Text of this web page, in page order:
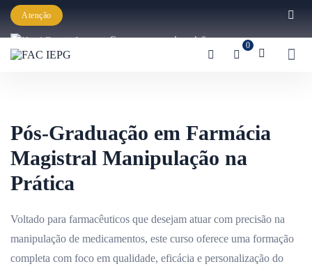
Atenção
Começaram as inscrições para a
Graduação IEPG 2026!
0
Pós-Graduação em Farmácia
Magistral Manipulação na
Prática
Voltado para farmacêuticos que desejam atuar com precisão na
manipulação de medicamentos, este curso oferece uma formação
completa com foco em qualidade, eficácia e personalização do